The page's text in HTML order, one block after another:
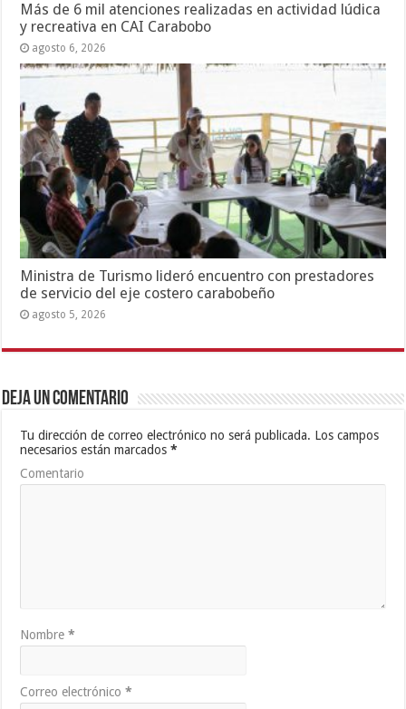
Más de 6 mil atenciones realizadas en actividad lúdica
y recreativa en CAI Carabobo
agosto 6, 2026
Ministra de Turismo lideró encuentro con prestadores
de servicio del eje costero carabobeño
agosto 5, 2026
Deja un comentario
Tu dirección de correo electrónico no será publicada. Los campos
necesarios están marcados*
Comentario
Nombre*
Correo electrónico*